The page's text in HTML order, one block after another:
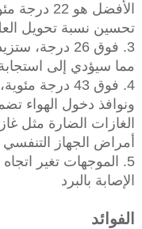
الأفضل هو
تحسين نسبة تحويل
3. فوق 26
مما سيؤدي إلى استجابة
4. فوق 43
ونوافذ دخول الهواء
الغازات الضارة مثل
أمراض الجهاز التنفسي
5. الموجهات تغير
الإصابة بالبرد
الفوائد